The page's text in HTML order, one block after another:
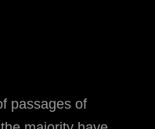
passages of